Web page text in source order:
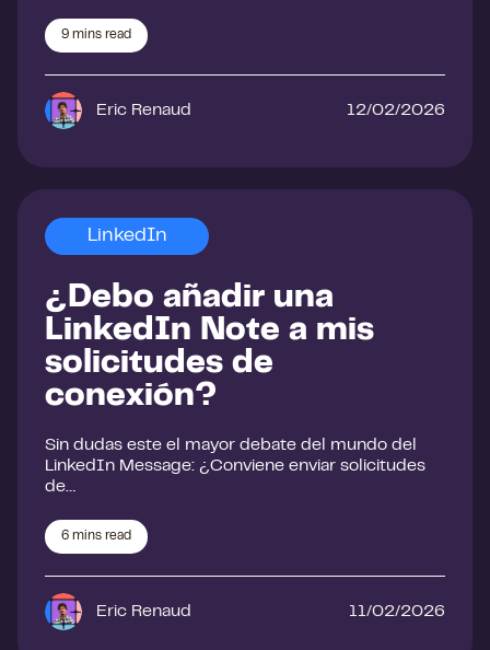
9 mins read
Eric Renaud 12/02/2026
LinkedIn
¿Debo añadir una
LinkedIn Note a mis
solicitudes de
conexión?
Sin dudas este el mayor debate del mundo del
LinkedIn Message: ¿Conviene enviar solicitudes
de…
6 mins read
Eric Renaud 11/02/2026